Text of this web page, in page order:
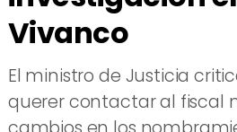
Vivanco
El ministro de Justicia
querer contactar al fiscal